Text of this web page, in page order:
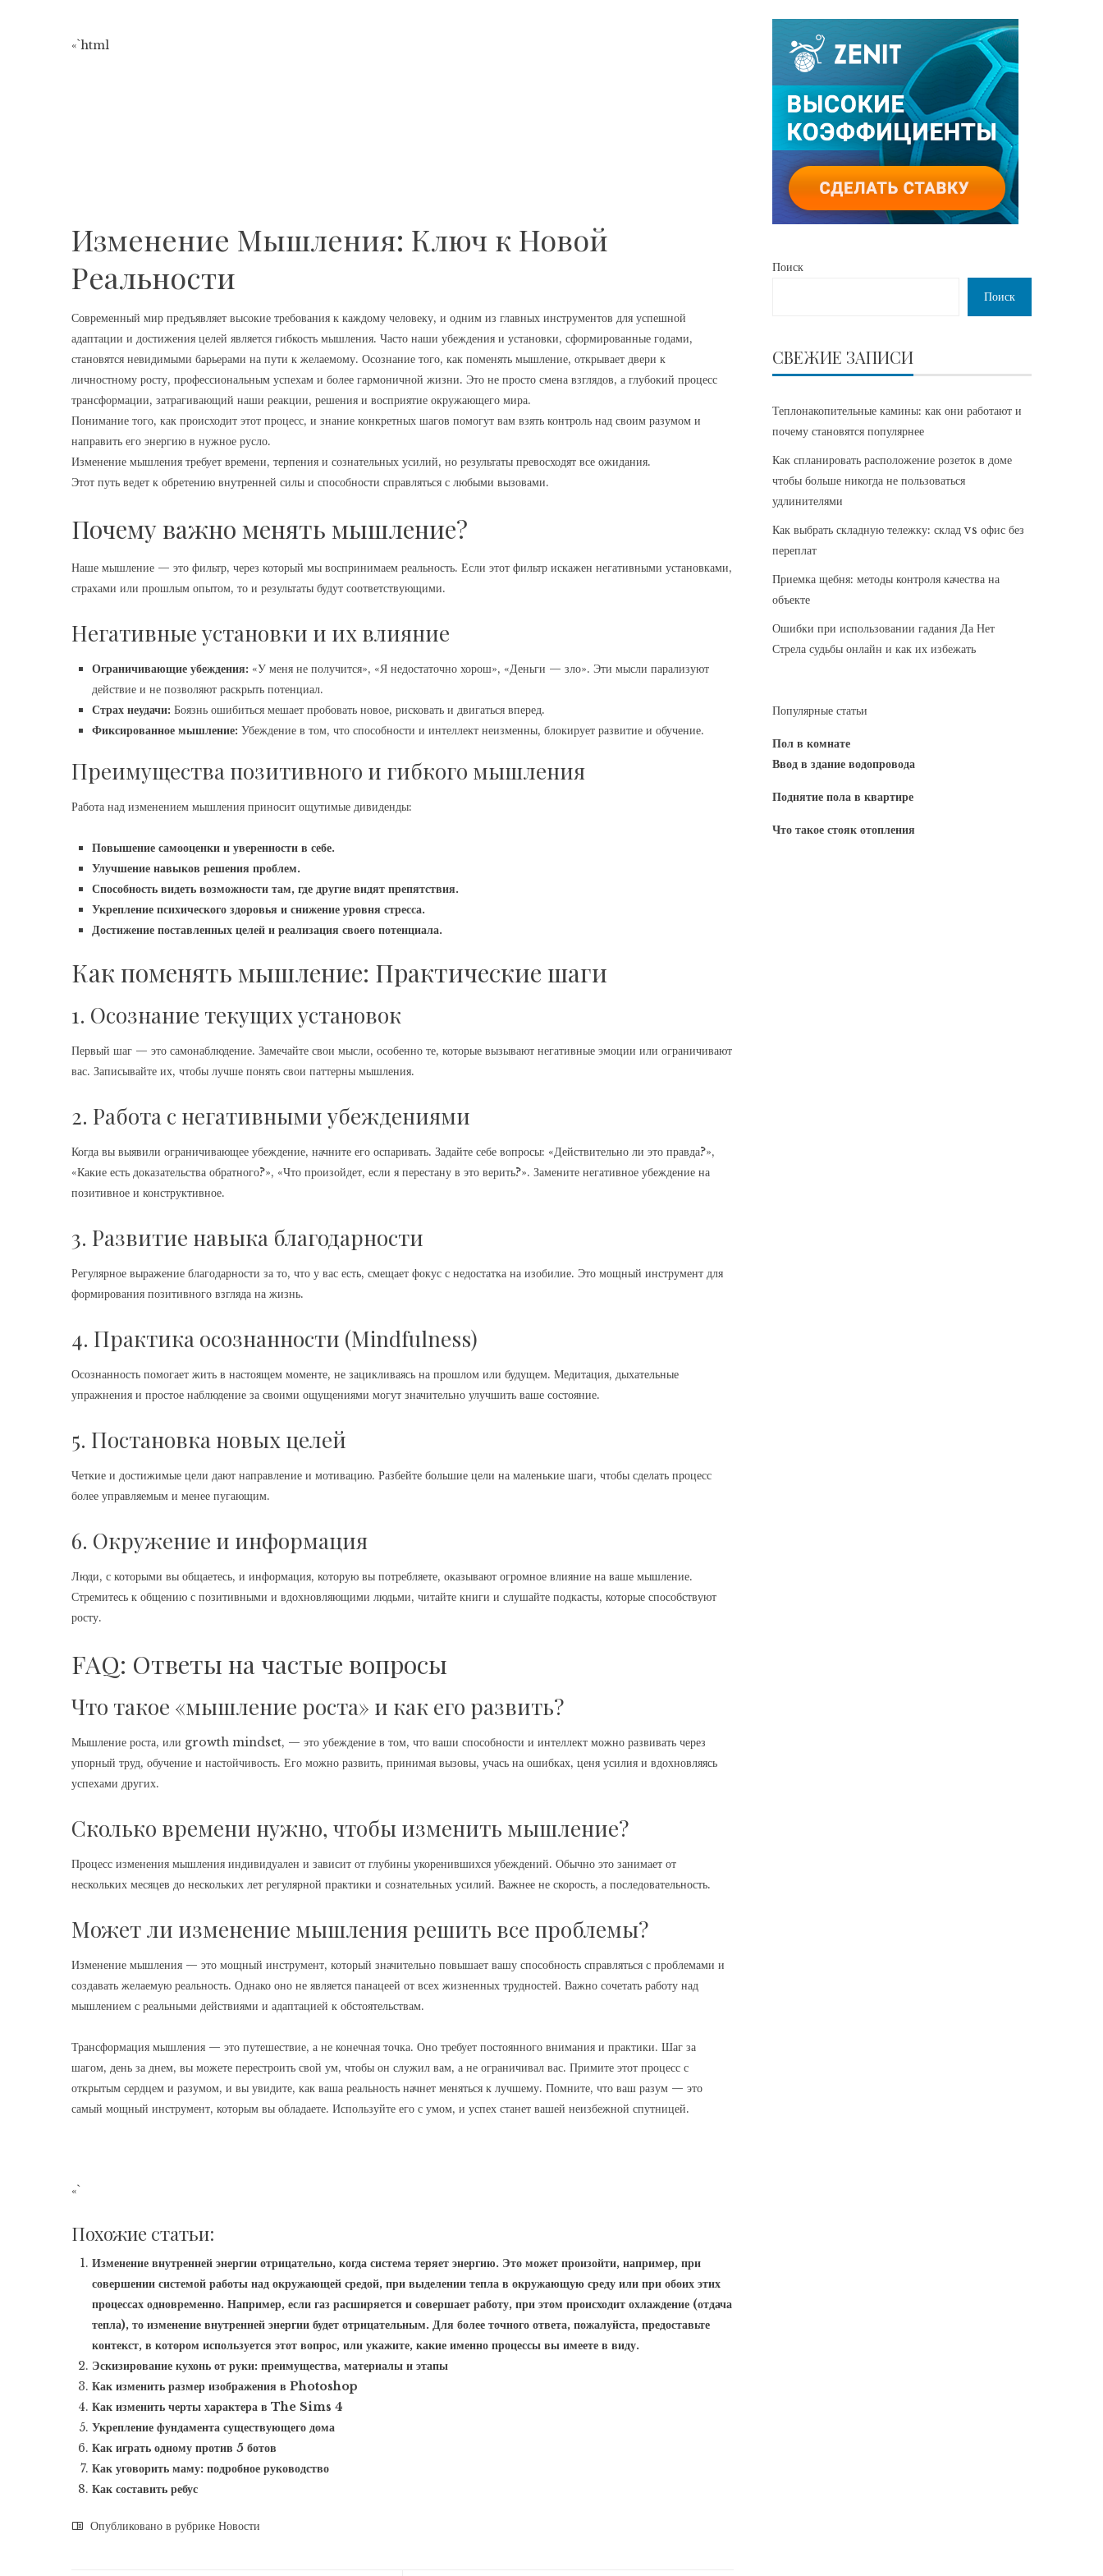
«`html
Изменение Мышления: Ключ к Новой
Реальности
Современный мир предъявляет высокие требования к каждому человеку, и одним из главных инструментов для успешной
адаптации и достижения целей является гибкость мышления. Часто наши убеждения и установки, сформированные годами,
становятся невидимыми барьерами на пути к желаемому. Осознание того, как поменять мышление, открывает двери к
личностному росту, профессиональным успехам и более гармоничной жизни. Это не просто смена взглядов, а глубокий процесс
трансформации, затрагивающий наши реакции, решения и восприятие окружающего мира.
Понимание того, как происходит этот процесс, и знание конкретных шагов помогут вам взять контроль над своим разумом и
направить его энергию в нужное русло.
Изменение мышления требует времени, терпения и сознательных усилий, но результаты превосходят все ожидания.
Этот путь ведет к обретению внутренней силы и способности справляться с любыми вызовами.
Почему важно менять мышление?
Наше мышление — это фильтр, через который мы воспринимаем реальность. Если этот фильтр искажен негативными установками,
страхами или прошлым опытом, то и результаты будут соответствующими.
Негативные установки и их влияние
Ограничивающие убеждения: «У меня не получится», «Я недостаточно хорош», «Деньги — зло». Эти мысли парализуют
действие и не позволяют раскрыть потенциал.
Страх неудачи: Боязнь ошибиться мешает пробовать новое, рисковать и двигаться вперед.
Фиксированное мышление: Убеждение в том, что способности и интеллект неизменны, блокирует развитие и обучение.
Преимущества позитивного и гибкого мышления
Работа над изменением мышления приносит ощутимые дивиденды:
Повышение самооценки и уверенности в себе.
Улучшение навыков решения проблем.
Способность видеть возможности там, где другие видят препятствия.
Укрепление психического здоровья и снижение уровня стресса.
Достижение поставленных целей и реализация своего потенциала.
Как поменять мышление: Практические шаги
1. Осознание текущих установок
Первый шаг — это самонаблюдение. Замечайте свои мысли, особенно те, которые вызывают негативные эмоции или ограничивают
вас. Записывайте их, чтобы лучше понять свои паттерны мышления.
2. Работа с негативными убеждениями
Когда вы выявили ограничивающее убеждение, начните его оспаривать. Задайте себе вопросы: «Действительно ли это правда?»,
«Какие есть доказательства обратного?», «Что произойдет, если я перестану в это верить?». Замените негативное убеждение на
позитивное и конструктивное.
3. Развитие навыка благодарности
Регулярное выражение благодарности за то, что у вас есть, смещает фокус с недостатка на изобилие. Это мощный инструмент для
формирования позитивного взгляда на жизнь.
4. Практика осознанности (Mindfulness)
Осознанность помогает жить в настоящем моменте, не зацикливаясь на прошлом или будущем. Медитация, дыхательные
упражнения и простое наблюдение за своими ощущениями могут значительно улучшить ваше состояние.
5. Постановка новых целей
Четкие и достижимые цели дают направление и мотивацию. Разбейте большие цели на маленькие шаги, чтобы сделать процесс
более управляемым и менее пугающим.
6. Окружение и информация
Люди, с которыми вы общаетесь, и информация, которую вы потребляете, оказывают огромное влияние на ваше мышление.
Стремитесь к общению с позитивными и вдохновляющими людьми, читайте книги и слушайте подкасты, которые способствуют
росту.
FAQ: Ответы на частые вопросы
Что такое «мышление роста» и как его развить?
Мышление роста, или growth mindset, — это убеждение в том, что ваши способности и интеллект можно развивать через
упорный труд, обучение и настойчивость. Его можно развить, принимая вызовы, учась на ошибках, ценя усилия и вдохновляясь
успехами других.
Сколько времени нужно, чтобы изменить мышление?
Процесс изменения мышления индивидуален и зависит от глубины укоренившихся убеждений. Обычно это занимает от
нескольких месяцев до нескольких лет регулярной практики и сознательных усилий. Важнее не скорость, а последовательность.
Может ли изменение мышления решить все проблемы?
Изменение мышления — это мощный инструмент, который значительно повышает вашу способность справляться с проблемами и
создавать желаемую реальность. Однако оно не является панацеей от всех жизненных трудностей. Важно сочетать работу над
мышлением с реальными действиями и адаптацией к обстоятельствам.
Трансформация мышления — это путешествие, а не конечная точка. Оно требует постоянного внимания и практики. Шаг за
шагом, день за днем, вы можете перестроить свой ум, чтобы он служил вам, а не ограничивал вас. Примите этот процесс с
открытым сердцем и разумом, и вы увидите, как ваша реальность начнет меняться к лучшему. Помните, что ваш разум — это
самый мощный инструмент, которым вы обладаете. Используйте его с умом, и успех станет вашей неизбежной спутницей.
«`
Похожие статьи:
Изменение внутренней энергии отрицательно, когда система теряет энергию. Это может произойти, например, при
совершении системой работы над окружающей средой, при выделении тепла в окружающую среду или при обоих этих
процессах одновременно. Например, если газ расширяется и совершает работу, при этом происходит охлаждение (отдача
тепла), то изменение внутренней энергии будет отрицательным. Для более точного ответа, пожалуйста, предоставьте
контекст, в котором используется этот вопрос, или укажите, какие именно процессы вы имеете в виду.
Эскизирование кухонь от руки: преимущества, материалы и этапы
Как изменить размер изображения в Photoshop
Как изменить черты характера в The Sims 4
Укрепление фундамента существующего дома
Как играть одному против 5 ботов
Как уговорить маму: подробное руководство
Как составить ребус
Опубликовано в рубрике Новости
Поиск
Поиск
СВЕЖИЕ ЗАПИСИ
Теплонакопительные камины: как они работают и
почему становятся популярнее
Как спланировать расположение розеток в доме
чтобы больше никогда не пользоваться
удлинителями
Как выбрать складную тележку: склад vs офис без
переплат
Приемка щебня: методы контроля качества на
объекте
Ошибки при использовании гадания Да Нет
Стрела судьбы онлайн и как их избежать
Популярные статьи
Пол в комнате
Ввод в здание водопровода
Поднятие пола в квартире
Что такое стояк отопления